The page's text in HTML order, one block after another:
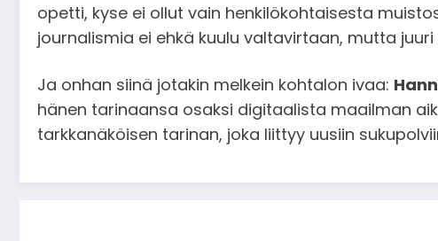
opetti, kyse ei ollut vain henkilökohtaisesta
journalismia ei ehkä kuulu valtavirtaan, mutta
Ja onhan siinä jotakin melkein kohtalon ivaa:
hänen tarinaansa osaksi digitaalista maailman
tarkkanäköisen tarinan, joka liittyy uusiin